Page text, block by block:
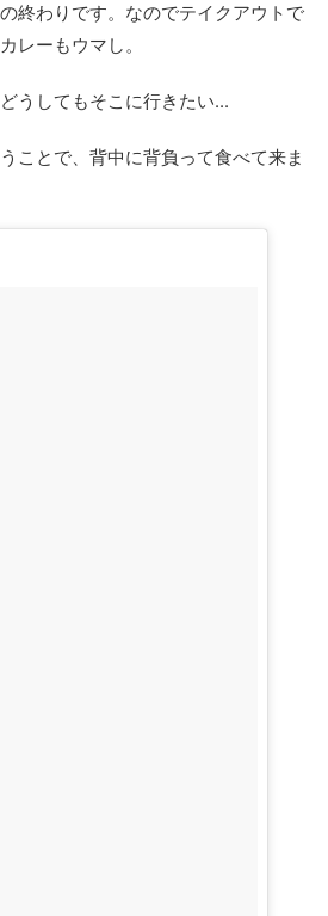
終わりです。なのでテイクアウトで
レーもウマし。
うしてもそこに行きたい...
ことで、背中に背負って食べて来ま